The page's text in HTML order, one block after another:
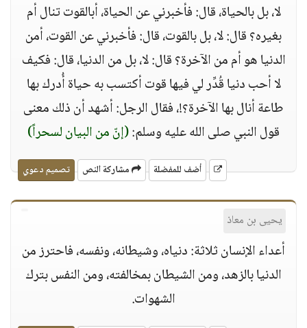
لا، بل بالحياة، قال: فأخبرني عن الحياة، أبالقوت تنال أم
بغيره؟ قال: لا، بل بالقوت، قال: فأخبرني عن القوت، أمن
الدنيا هو أم من الآخرة؟ قال: لا، بل من الدنيا، قال: فكيف
لا أحب دنيا قُدِّر لي فيها قوت أكتسب به حياة أُدرك بها
طاعة أنال بها الآخرة؟!، فقال الرجل: أشهد أن ذلك معنى
قول النبي صلى الله عليه وسلم:(إنّ من البيان لسحراً)
أضف للمفضلة مشاركة النص تصميم دعوي
يحيى بن معاذ
أعداء الإنسان ثلاثة: دنياه، وشيطانه، ونفسه، فاحترز من
الدنيا بالزهد، ومن الشيطان بمخالفته، ومن النفس بترك
الشهوات.